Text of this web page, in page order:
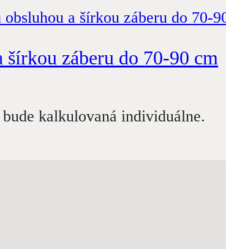
záberu do 70-90 cm
kalkulovaná individuálne.